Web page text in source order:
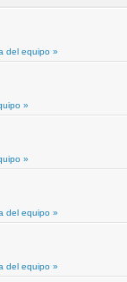
del equipo »
»
»
del equipo »
del equipo »